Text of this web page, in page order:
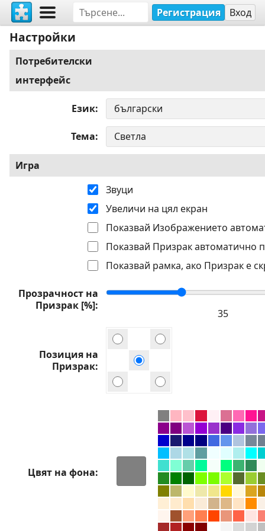
Регистрация Вход
Настройки
Потребителски
интерфейс
Език
Тема
Игра
Звуци
Увеличи на цял екран
Показвай Изображението
Показвай Призрак автоматично
Показвай рамка, ако Призрак е
Прозрачност на
Призрак [%]
Позиция на
Призрак
Цвят на фона